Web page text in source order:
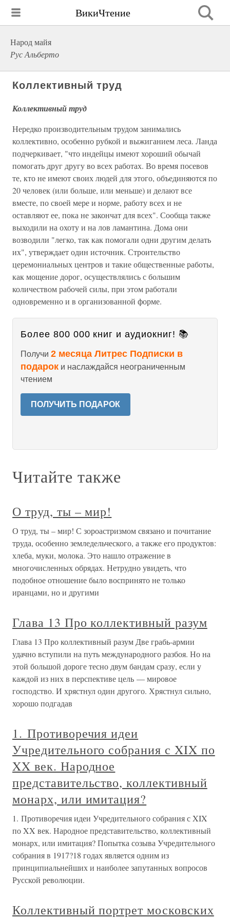
ВикиЧтение
Народ майя
Рус Альберто
Коллективный труд
Коллективный труд
Нередко производительным трудом занимались
коллективно, особенно рубкой и выжиганием леса. Ланда
подчеркивает, "что индейцы имеют хороший обычай
помогать друг другу во всех работах. Во время посевов
те, кто не имеют своих людей для этого, объединяются по
20 человек (или больше, или меньше) и делают все
вместе, по своей мере и норме, работу всех и не
оставляют ее, пока не закончат для всех". Сообща также
выходили на охоту и на лов ламантина. Дома они
возводили "легко, так как помогали одни другим делать
их", утверждает один источник. Строительство
церемониальных центров и такие общественные работы,
как мощение дорог, осуществлялись с большим
количеством рабочей силы, при этом работали
одновременно и в организованной форме.
Более 800 000 книг и аудиокниг! 📚
Получи 2 месяца Литрес Подписки в
подарок и наслаждайся неограниченным
чтением
ПОЛУЧИТЬ ПОДАРОК
Читайте также
О труд, ты – мир!
О труд, ты – мир! С зороастризмом связано и почитание
труда, особенно земледельческого, а также его продуктов:
хлеба, муки, молока. Это нашло отражение в
многочисленных обрядах. Нетрудно увидеть, что
подобное отношение было воспринято не только
иранцами, но и другими
Глава 13 Про коллективный разум
Глава 13 Про коллективный разум Две грабь-армии
удачно вступили на путь международного разбоя. Но на
этой большой дороге тесно двум бандам сразу, если у
каждой из них в перспективе цель — мировое
господство. И хрястнул один другого. Хрястнул сильно,
хорошо подгадав
1. Противоречия идеи
Учредительного собрания с XIX по
XX век. Народное
представительство, коллективный
монарх, или имитация?
1. Противоречия идеи Учредительного собрания с XIX
по XX век. Народное представительство, коллективный
монарх, или имитация? Попытка созыва Учредительного
собрания в 1917?18 годах является одним из
принципиальнейших и наиболее запутанных вопросов
Русской революции.
Коллективный портрет московских